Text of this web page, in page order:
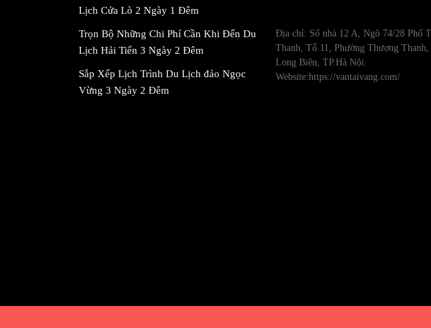
Lịch Cửa Lò 2 Ngày 1 Đêm
Trọn Bộ Những Chi Phí Cần Khi Đến Du
Lịch Hải Tiến 3 Ngày 2 Đêm
Sắp Xếp Lịch Trình Du Lịch đảo Ngọc
Vừng 3 Ngày 2 Đêm
Địa chỉ: Số nhà 12 A, Ngõ 74/28 Phố
Thanh, Tổ 11, Phường Thượng Thanh,
Long Biên, TP.Hà Nội.
Website:https://vantaivang.com/